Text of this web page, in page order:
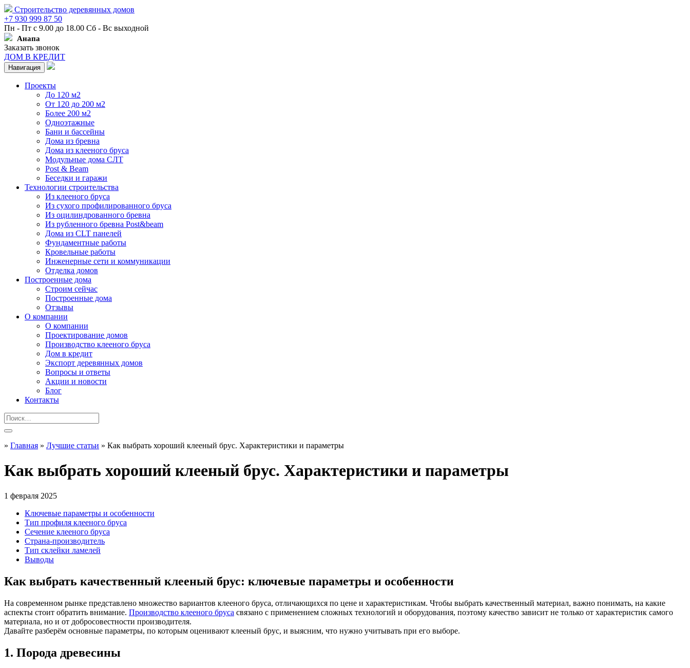
Строительство деревянных домов
+7 930 999 87 50
Пн - Пт с 9.00 до 18.00 Сб - Вс выходной
Анапа
Заказать звонок
ДОМ В КРЕДИТ
Навигация
Проекты
До 120 м2
От 120 до 200 м2
Более 200 м2
Одноэтажные
Бани и бассейны
Дома из бревна
Дома из клееного бруса
Модульные дома СЛТ
Post & Beam
Беседки и гаражи
Технологии строительства
Из клееного бруса
Из сухого профилированного бруса
Из оцилиндрованного бревна
Из рубленного бревна Post&beam
Дома из CLT панелей
Фундаментные работы
Кровельные работы
Инженерные сети и коммуникации
Отделка домов
Построенные дома
Строим сейчас
Построенные дома
Отзывы
О компании
О компании
Проектирование домов
Производство клееного бруса
Дом в кредит
Экспорт деревянных домов
Вопросы и ответы
Акции и новости
Блог
Контакты
» Главная » Лучшие статьи » Как выбрать хороший клееный брус. Характеристики и параметры
Как выбрать хороший клееный брус. Характеристики и параметры
1 февраля 2025
Ключевые параметры и особенности
Тип профиля клееного бруса
Сечение клееного бруса
Страна-производитель
Тип склейки ламелей
Выводы
Как выбрать качественный клееный брус: ключевые параметры и особенности
На современном рынке представлено множество вариантов клееного бруса, отличающихся по цене и характеристикам. Чтобы выбрать качественный материал, важно понимать, на какие
аспекты стоит обратить внимание. Производство клееного бруса связано с применением сложных технологий и оборудования, поэтому качество зависит не только от характеристик самого
материала, но и от добросовестности производителя.
Давайте разберём основные параметры, по которым оценивают клееный брус, и выясним, что нужно учитывать при его выборе.
1. Порода древесины